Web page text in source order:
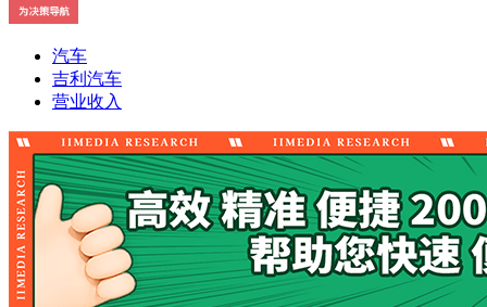
汽车
吉利汽车
营业收入